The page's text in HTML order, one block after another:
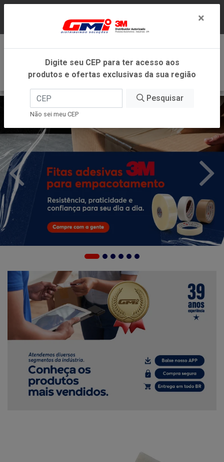
DENTRO DO ESTADO DE MINAS GERAIS.
×
Digite seu CEP para ter acesso aos
produtos e ofertas exclusivas da sua região
Pesquisar
Não sei meu CEP